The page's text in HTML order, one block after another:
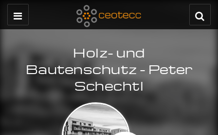
Holz- und
Bautenschutz - Peter
Schechtl